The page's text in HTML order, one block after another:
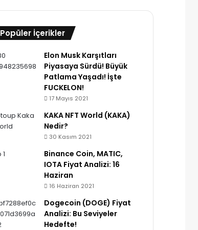
Popüler İçerikler
Elon Musk Karşıtları
Piyasaya Sürdü! Büyük
Patlama Yaşadı! İşte
FUCKELON!
17 Mayıs 2021
KAKA NFT World (KAKA)
Nedir?
30 Kasım 2021
Binance Coin, MATIC,
IOTA Fiyat Analizi: 16
Haziran
16 Haziran 2021
Dogecoin (DOGE) Fiyat
Analizi: Bu Seviyeler
Hedefte!